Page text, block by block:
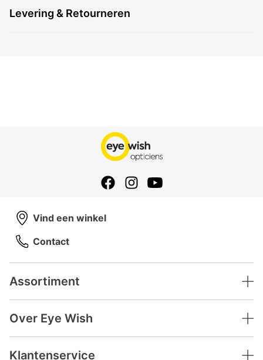
Levering & Retourneren
Assortiment
Over Eye Wish
Klantenservice
Vind een winkel
Contact